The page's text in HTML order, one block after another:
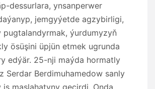
dessurlara, ynsanperwer
jemgyýetde agzybirligi,
pugtalandyrmak, ýurdumyzyň
ösüşini üpjün etmek ugrunda
edýär. 25-nji maýda hormatly
Serdar Berdimuhamedow sanly